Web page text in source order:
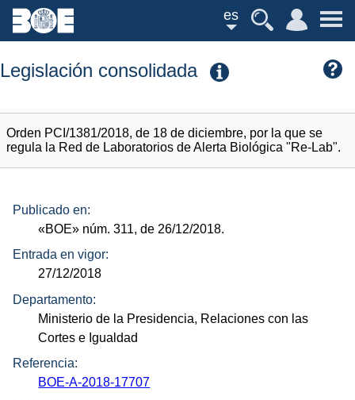
es
Legislación consolidada
Orden PCI/1381/2018, de 18 de diciembre, por la que se
regula la Red de Laboratorios de Alerta Biológica "Re-Lab".
Publicado en:
«BOE» núm. 311, de 26/12/2018.
Entrada en vigor:
27/12/2018
Departamento:
Ministerio de la Presidencia, Relaciones con las
Cortes e Igualdad
Referencia:
BOE-A-2018-17707